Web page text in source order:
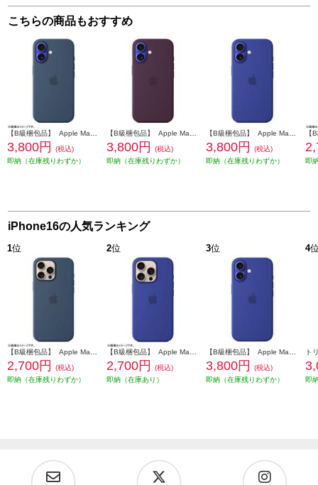
こちらの商品もおすすめ
3,800円
(税込)
即納（在庫残りわずか）
3,800円
(税込)
即納（在庫残りわずか）
3,800円
(税込)
即納（在庫残りわずか）
即
iPhone16の人気ランキング
1位
2,700円
(税込)
即納（在庫残りわずか）
2位
2,700円
(税込)
即納（在庫あり）
3位
3,800円
(税込)
即納（在庫残りわずか）
4
即